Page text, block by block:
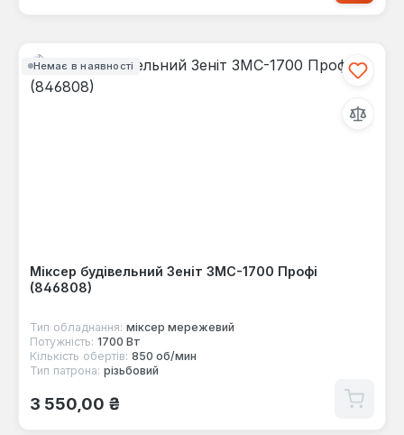
Немає в наявності
Міксер будівельний Зеніт ЗМС-1700 Профі
(846808)
Тип обладнання: міксер мережевий
Потужність: 1700 Вт
Кількість обертів: 850 об/мин
Тип патрона: різьбовий
Звичайна ціна:
3 550,00 ₴